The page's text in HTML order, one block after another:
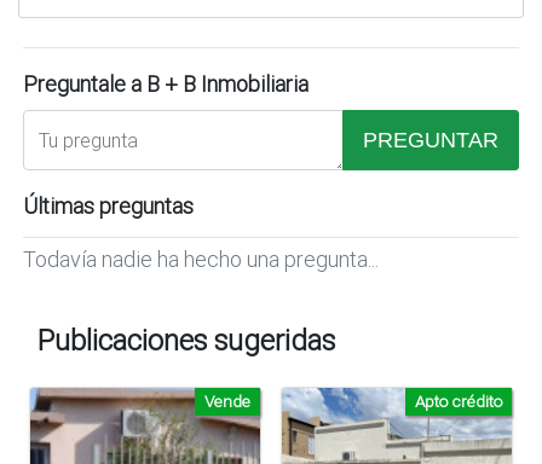
Preguntale a B + B Inmobiliaria
PREGUNTAR
Últimas preguntas
Todavía nadie ha hecho una pregunta...
Publicaciones sugeridas
Vende Apto crédito